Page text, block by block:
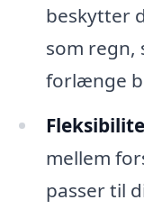
beskytter
som regn,
forlænge
mellem
passer til